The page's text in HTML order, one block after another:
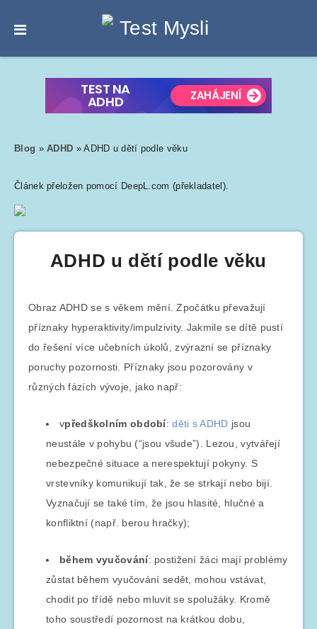
Blog »ADHD »ADHD u dětí podle věku
Článek přeložen pomocí DeepL.com (překladatel).
ADHD u dětí podle věku
Obraz ADHD se s věkem mění. Zpočátku převažují
příznaky hyperaktivity/impulzivity. Jakmile se dítě pustí
do řešení více učebních úkolů, zvýrazní se příznaky
poruchy pozornosti. Příznaky jsou pozorovány v
různých fázích vývoje, jako např:
vpředškolním období:děti s ADHD jsou
neustále v pohybu (“jsou všude”). Lezou, vytvářejí
nebezpečné situace a nerespektují pokyny. S
vrstevníky komunikují tak, že se strkají nebo bijí.
Vyznačují se také tím, že jsou hlasité, hlučné a
konfliktní (např. berou hračky);
během vyučování: postižení žáci mají problémy
zůstat během vyučování sedět, mohou vstávat,
chodit po třídě nebo mluvit se spolužáky. Kromě
toho soustředí pozornost na krátkou dobu,